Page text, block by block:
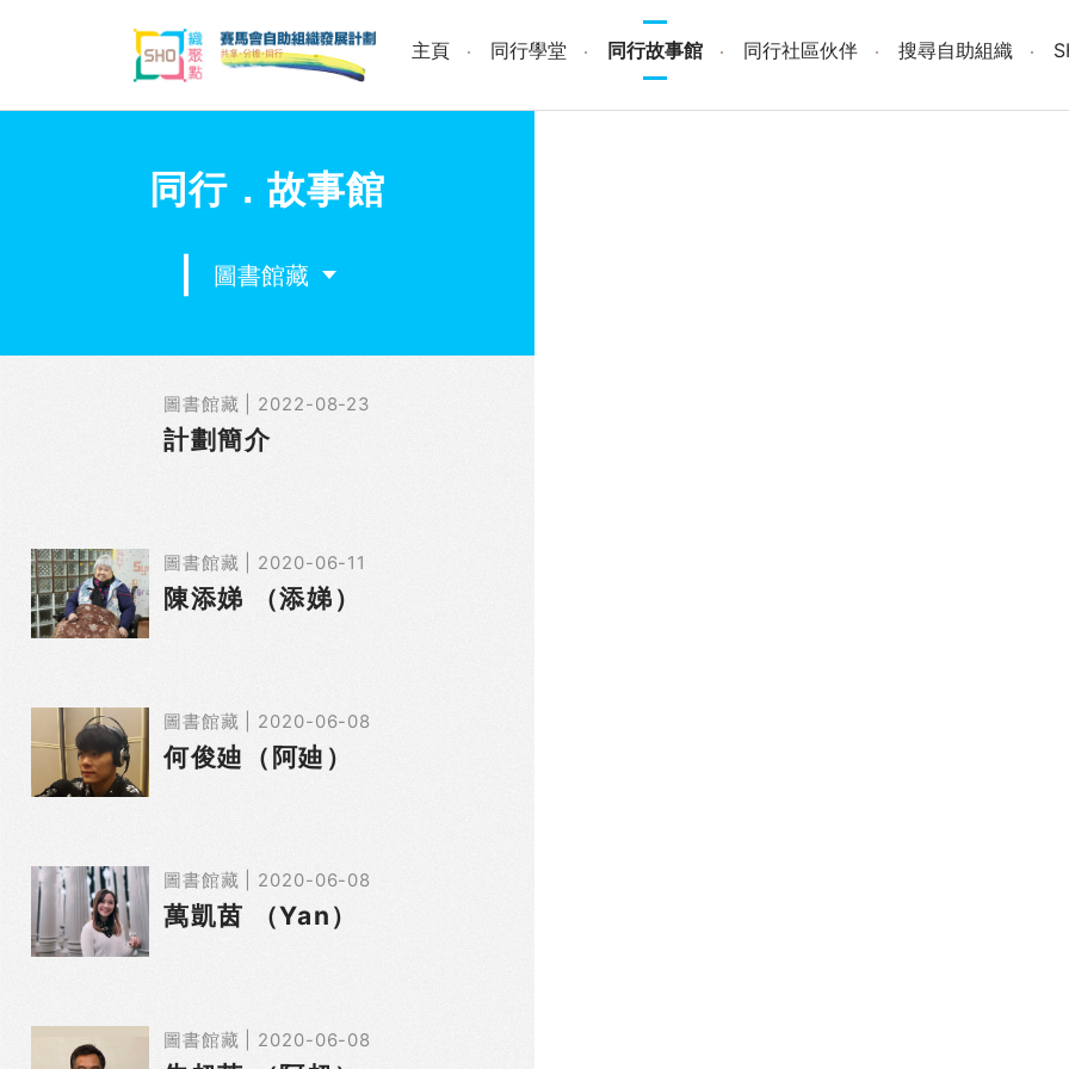
主頁 同行學堂 同行故事館 同行社區伙伴 搜尋自助組織
同行．故事館
圖書館藏
圖書館藏 | 2022-08-23
計劃簡介
圖書館藏 | 2020-06-11
陳添娣 （添娣）
圖書館藏 | 2020-06-08
何俊廸（阿廸）
圖書館藏 | 2020-06-08
萬凱茵 （Yan）
圖書館藏 | 2020-06-08